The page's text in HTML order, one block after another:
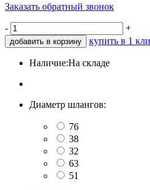
Заказать обратный звонок
- +
добавить в корзину купить в 1
Наличие:На складе
Диаметр шлангов:
76
38
32
63
51